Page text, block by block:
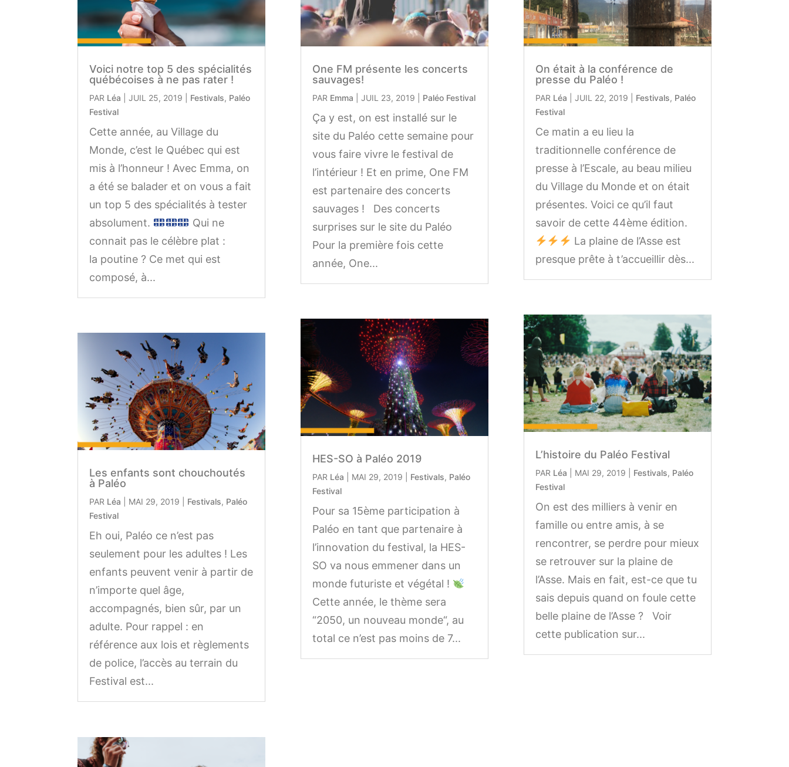
Voici notre top 5 des spécialités
québécoises à ne pas rater !
PAR Léa JUIL 25, 2019 Festivals, Paléo
Festival
Cette année, au Village du
Monde, c’est le Québec qui est
mis à l’honneur ! Avec Emma, on
a été se balader et on vous a fait
un top 5 des spécialités à tester
absolument.
Qui ne
connait pas le célèbre plat :
la poutine ? Ce met qui est
composé, à...
Les enfants sont chouchoutés
à Paléo
PAR Léa MAI 29, 2019 Festivals, Paléo
Festival
Eh oui, Paléo ce n’est pas
seulement pour les adultes ! Les
enfants peuvent venir à partir de
n’importe quel âge,
accompagnés, bien sûr, par un
adulte. Pour rappel : en
référence aux lois et règlements
de police, l’accès au terrain du
Festival est...
One FM présente les concerts
sauvages!
PAR Emma JUIL 23, 2019 Paléo Festival
Ça y est, on est installé sur le
site du Paléo cette semaine pour
vous faire vivre le festival de
l’intérieur ! Et en prime, One FM
est partenaire des concerts
sauvages ! Des concerts
surprises sur le site du Paléo
Pour la première fois cette
année, One...
HES-SO à Paléo 2019
PAR Léa MAI 29, 2019 Festivals, Paléo
Festival
Pour sa 15ème participation à
Paléo en tant que partenaire à
l’innovation du festival, la HES-
SO va nous emmener dans un
monde futuriste et végétal !
Cette année, le thème sera
“2050, un nouveau monde“, au
total ce n’est pas moins de 7...
On était à la conférence de
presse du Paléo !
PAR Léa JUIL 22, 2019 Festivals, Paléo
Festival
Ce matin a eu lieu la
traditionnelle conférence de
presse à l’Escale, au beau milieu
du Village du Monde et on était
présentes. Voici ce qu’il faut
savoir de cette 44ème édition.
La plaine de l’Asse est
presque prête à t’accueillir dès...
L’histoire du Paléo Festival
PAR Léa MAI 29, 2019 Festivals, Paléo
Festival
On est des milliers à venir en
famille ou entre amis, à se
rencontrer, se perdre pour mieux
se retrouver sur la plaine de
l’Asse. Mais en fait, est-ce que tu
sais depuis quand on foule cette
belle plaine de l’Asse ? Voir
cette publication sur...